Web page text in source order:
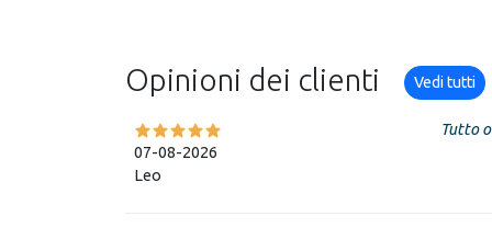
Opinioni dei clienti Vedi tutti
07-08-2026
Leo
Tutto